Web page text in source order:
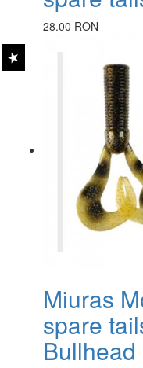
28.00 RON
Miuras
spare
Bullhead